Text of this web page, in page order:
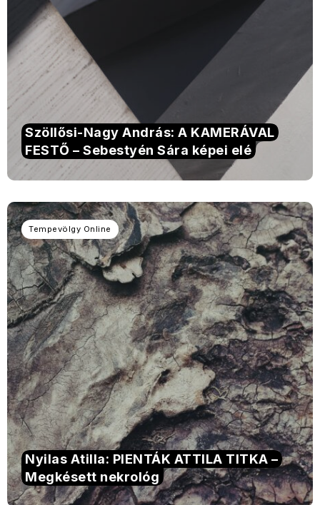
Szöllősi-Nagy András: A KAMERÁVAL
FESTŐ – Sebestyén Sára képei elé
Tempevölgy Online
Nyilas Atilla: PIENTÁK ATTILA TITKA –
Megkésett nekrológ